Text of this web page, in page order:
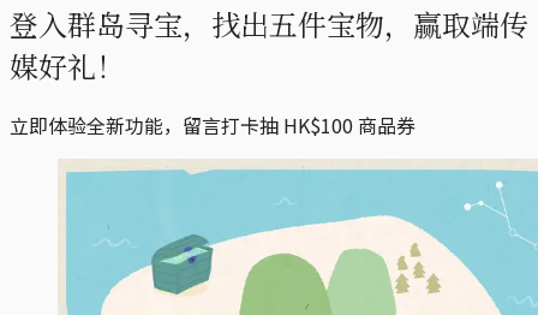
登入群岛寻宝，找出五件宝物，赢取端传
媒好礼！
立即体验全新功能，留言打卡抽 HK$100 商品券